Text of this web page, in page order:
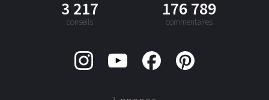
3 217
conseils
176 789
commentaires